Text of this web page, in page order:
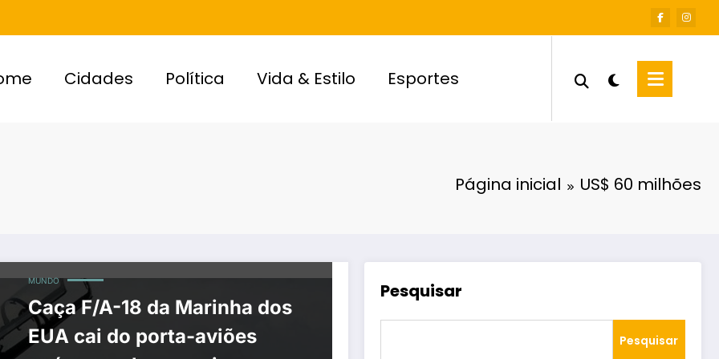
Cidades Política Vida & Estilo Esportes
Página inicial US$ 60 milhões
MUNDO
Caça F/A-18 da Marinha dos
EUA cai do porta-aviões
Pesquisar
Pesquisar